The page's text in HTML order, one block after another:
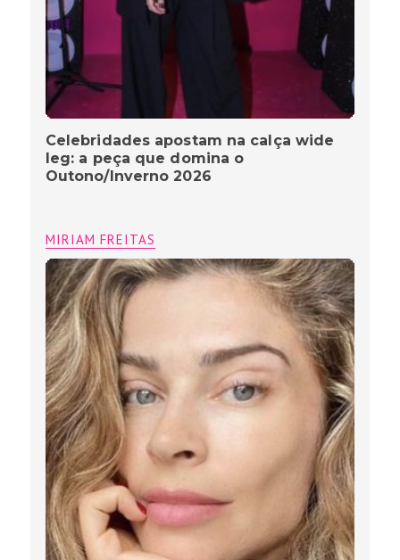
Celebridades apostam na calça wide
leg: a peça que domina o
Outono/Inverno 2026
MIRIAM FREITAS